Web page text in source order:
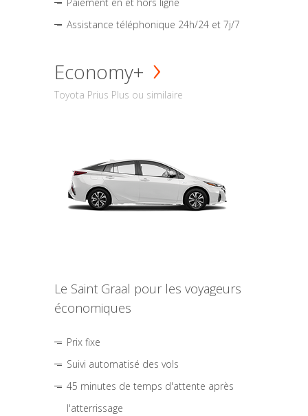
Assistance téléphonique 24h/24 et 7j/7
Economy+
Toyota Prius Plus ou similaire
Le Saint Graal pour les voyageurs
économiques
Prix fixe
Suivi automatisé des vols
45 minutes de temps d'attente après
l'atterrissage